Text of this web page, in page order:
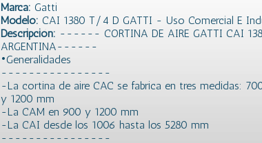
Marca: Gatti
Modelo: CAI 1380 T/4 D GATTI - Uso Comercial E
Descripción: ------ CORTINA DE AIRE GATTI CAI
ARGENTINA------
•Generalidades
----------------
-La cortina de aire CAC se fabrica en tres medidas:
y 1200 mm
-La CAM en 900 y 1200 mm
-La CAI desde los 1006 hasta los 5280 mm
----------------